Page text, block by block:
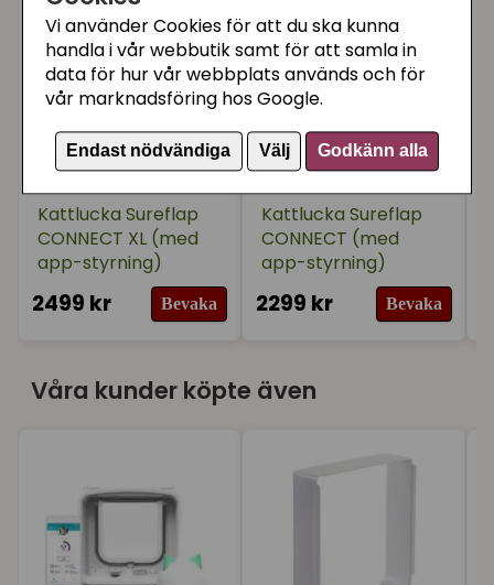
Vi använder Cookies för att du ska kunna
handla i vår webbutik samt för att samla in
data för hur vår webbplats används och för
vår marknadsföring hos Google.
Endast nödvändiga Välj Godkänn alla
Samma HUB kan kopplas ihop med upp till upp till 10
Surefeed-enheter, både foderautomater och
kattluckor
Observera att HUB:en endast är kompatibel med
SurePetcares produkter som heter CONNECT
Kattlucka Sureflap
CONNECT XL (med
app-styrning)
2499 kr Bevaka
Kattlucka Sureflap
CONNECT (med
app-styrning)
2299 kr Bevaka
Våra kunder köpte även